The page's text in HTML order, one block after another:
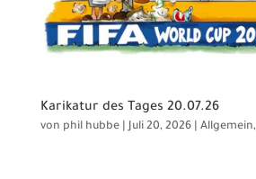
Karikatur des Tages 20.07.26
von phil hubbe|Juli 20, 2026| Allgemein,